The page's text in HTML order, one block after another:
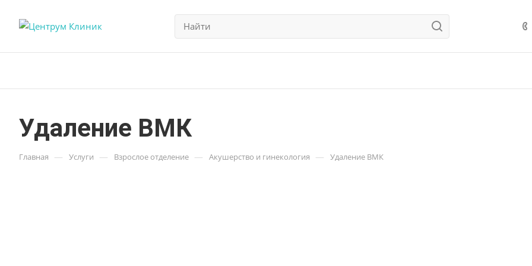
Удаление ВМК
Главная — Услуги — Взрослое отделение — Акушерство и гинекология — Удаление ВМК